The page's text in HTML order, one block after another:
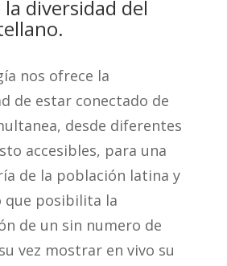
diversidad del
nos ofrece la
de estar conectado de
desde diferentes
accesibles, para una
de la población latina y
que posibilita la
de un sin numero de
vez mostrar en vivo su